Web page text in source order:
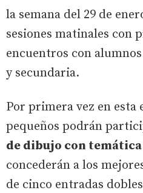
la semana del 29 de
sesiones matinales con
encuentros con
y secundaria.
Por primera vez en esta
pequeños podrán
de dibujo con temática
concederán a los
de cinco entradas